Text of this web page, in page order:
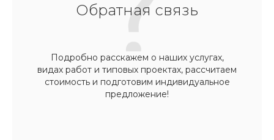
Обратная связь
Подробно расскажем о наших услугах,
видах работ и типовых проектах, рассчитаем
стоимость и подготовим индивидуальное
предложение!